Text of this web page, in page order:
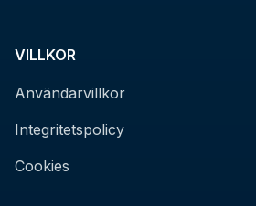
VILLKOR
Användarvillkor
Integritetspolicy
Cookies